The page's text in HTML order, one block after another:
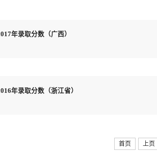
年录取分数（广西）
年录取分数（浙江省）
首页 上页